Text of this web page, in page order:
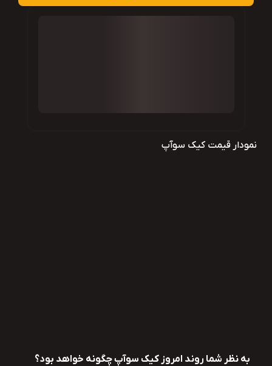
نمودار قیمت کیک سوآپ
به نظر شما روند امروز کیک سوآپ چگونه خواهد بود؟